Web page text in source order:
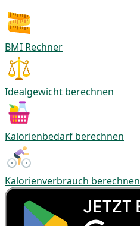
BMI Rechner
Idealgewicht berechnen
Kalorienbedarf berechnen
Kalorienverbrauch berechnen